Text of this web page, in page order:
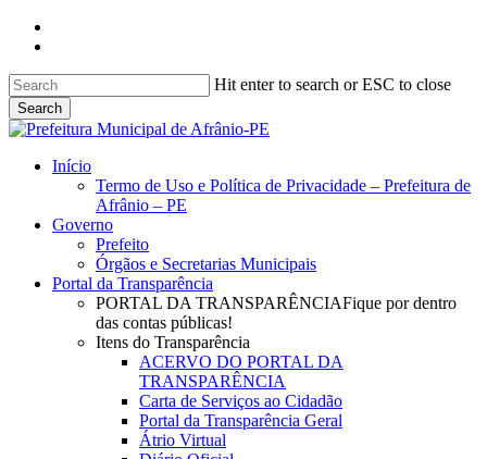
Skip
content
Hit enter to search or ESC to close
Search
Close
search
Menu
Início
Termo de Uso e Política de Privacidade – Prefeitura de
Afrânio – PE
Governo
Prefeito
Órgãos e Secretarias Municipais
Portal da Transparência
PORTAL DA TRANSPARÊNCIAFique por dentro
das contas públicas!
Itens do Transparência
ACERVO DO PORTAL DA
TRANSPARÊNCIA
Carta de Serviços ao Cidadão
Portal da Transparência Geral
Átrio Virtual